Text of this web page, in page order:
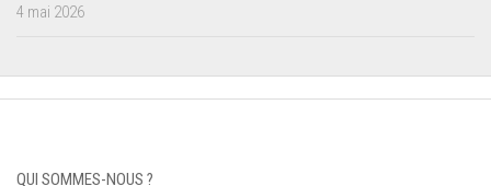
4 mai 2026
QUI SOMMES-NOUS ?